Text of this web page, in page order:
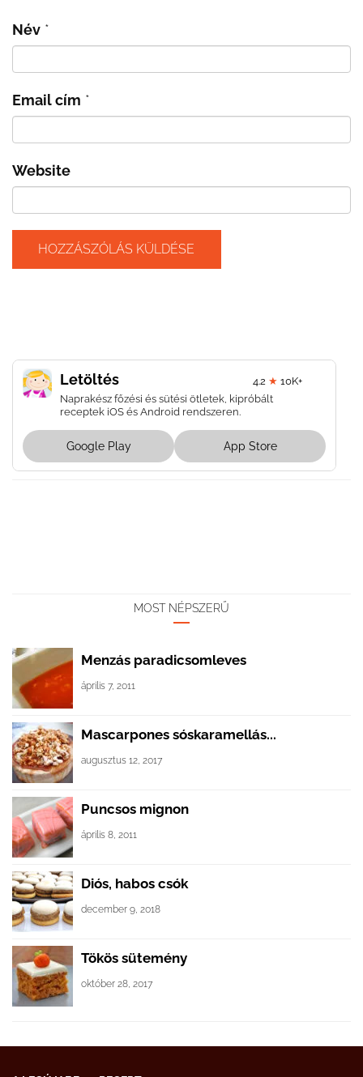
Név *
Email cím *
Website
Letöltés 4.2 ★ 10K+
Naprakész főzési és sütési ötletek, kipróbált
receptek iOS és Android rendszeren.
Google Play App Store
MOST NÉPSZERŰ
Menzás paradicsomleves
április 7, 2011
Mascarpones sóskaramellás...
augusztus 12, 2017
Puncsos mignon
április 8, 2011
Diós, habos csók
december 9, 2018
Tökös sütemény
október 28, 2017